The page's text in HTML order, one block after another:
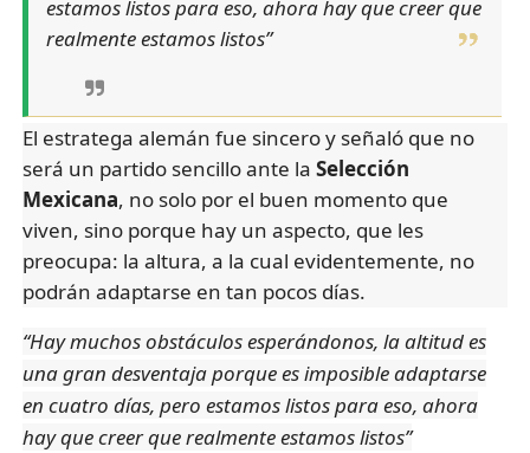
estamos listos para eso, ahora hay que creer que
realmente estamos listos”
El estratega alemán fue sincero y señaló que no
será un partido sencillo ante la Selección
Mexicana, no solo por el buen momento que
viven, sino porque hay un aspecto, que les
preocupa: la altura, a la cual evidentemente, no
podrán adaptarse en tan pocos días.
“Hay muchos obstáculos esperándonos, la altitud es
una gran desventaja porque es imposible adaptarse
en cuatro días, pero estamos listos para eso, ahora
hay que creer que realmente estamos listos”